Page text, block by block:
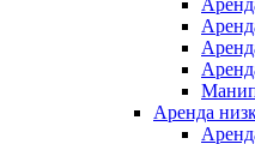
Аренда